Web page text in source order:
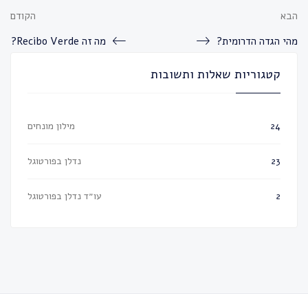
הקודם
מה זה Recibo Verde?
הבא
מהי הגדה הדרומית?
קטגוריות שאלות ותשובות
מילון מונחים 24
נדלן בפורטוגל 23
עו״ד נדלן בפורטוגל 2